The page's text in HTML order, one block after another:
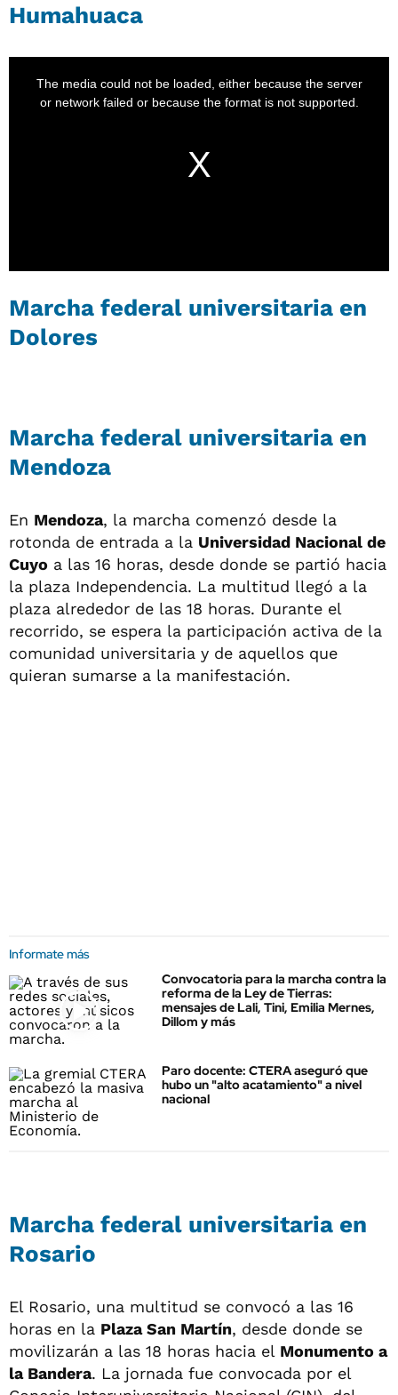
Humahuaca
Marcha federal universitaria en
Dolores
Marcha federal universitaria en
Mendoza
En Mendoza, la marcha comenzó desde la
rotonda de entrada a la Universidad Nacional de
Cuyo a las 16 horas, desde donde se partió hacia
la plaza Independencia. La multitud llegó a la
plaza alrededor de las 18 horas. Durante el
recorrido, se espera la participación activa de la
comunidad universitaria y de aquellos que
quieran sumarse a la manifestación.
Informate más
Convocatoria para la marcha contra la
reforma de la Ley de Tierras:
mensajes de Lali, Tini, Emilia Mernes,
Dillom y más
Paro docente: CTERA aseguró que
hubo un "alto acatamiento" a nivel
nacional
Marcha federal universitaria en
Rosario
El Rosario, una multitud se convocó a las 16
horas en la Plaza San Martín, desde donde se
movilizarán a las 18 horas hacia el Monumento a
la Bandera. La jornada fue convocada por el